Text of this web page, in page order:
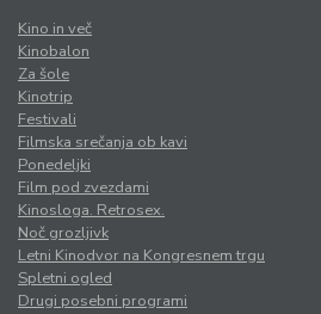
Kino in več
Kinobalon
Za šole
Kinotrip
Festivali
Filmska srečanja ob kavi
Ponedeljki
Film pod zvezdami
Kinosloga. Retrosex.
Noč grozljivk
Letni Kinodvor na Kongresnem trgu
Spletni ogled
Drugi posebni programi